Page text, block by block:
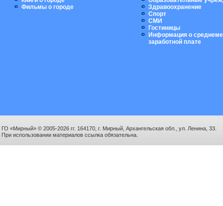
Фильмы о городе
Здравоохранение
Спорт
СМИ
Гостиницы
Информация о
заработной плате
ГО «Мирный» © 2005-2026 гг. 164170, г. Мирный, Архангельская обл., ул. Ленина, 33.
При использовании материалов ссылка обязательна.